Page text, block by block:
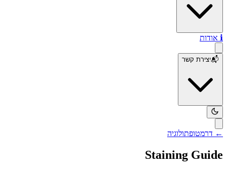
ℹ️ אודות
📬יצירת קשר
← דרמטופתולוגיה
Staining Guide